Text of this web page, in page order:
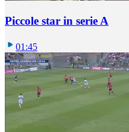
Piccole star in serie A
01:45